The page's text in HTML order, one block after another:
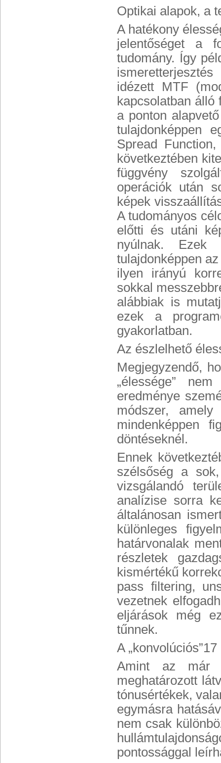
Optikai alapok, a
A hatékony
jelentőséget a
tudomány. Így
idézett MTF
kapcsolatban
a ponton
tulajdonképpen
Spread
következtében
függvény
operációk után
képek
A tudományos
előtti és utáni
nyúlnak. Ezek
tulajdonképpen
ilyen irányú
sokkal
alábbiak is
ezek a
gyakorlatban.
Az észlelhető
Megjegyzendő,
„élessége”
eredménye
módszer,
mindenképpen
döntéseknél.
Ennek
szélsőség a
vizsgálandó
analízise sorra
általánosan
különleges
határvonalak
részletek
kismértékű
pass filtering,
vezetnek
eljárások még
tűnnek.
A
Amint az már
meghatározott
tónusértékek,
egymásra
nem csak
pontossággal